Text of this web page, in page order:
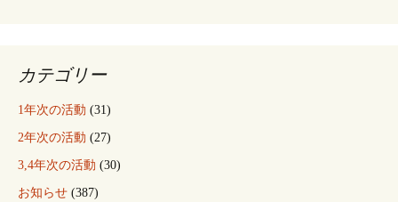
カテゴリー
1年次の活動 (31)
2年次の活動 (27)
3,4年次の活動 (30)
お知らせ (387)